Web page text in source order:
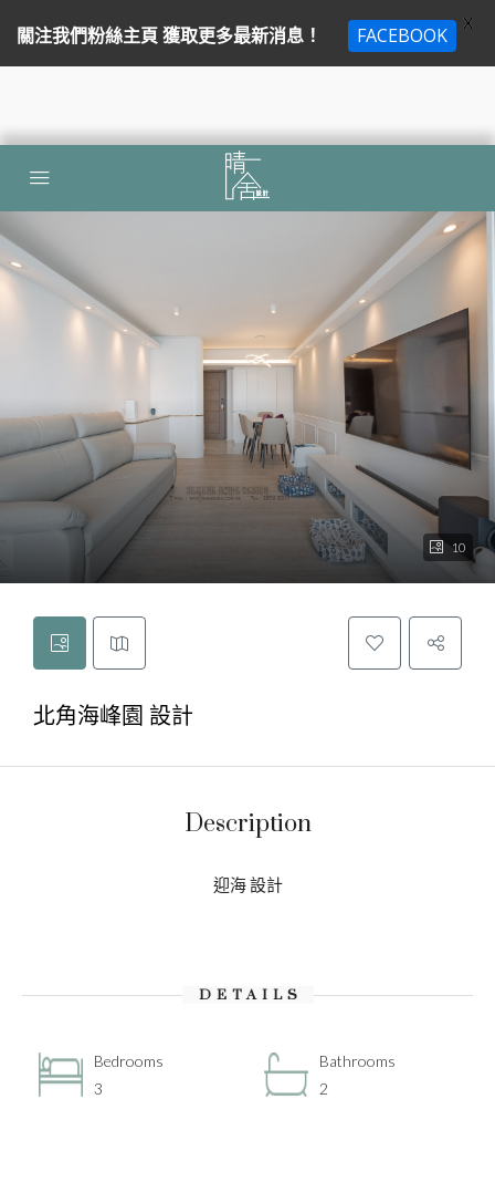
10
北角海峰園 設計
Description
迎海 設計
DETAILS
Bedrooms
3
Bathrooms
2
關注我們粉絲主頁 獲取更多最新消息！ FACEBOOK
X